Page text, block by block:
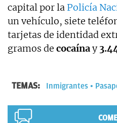
capital por la Policía
un vehículo, siete
tarjetas de identidad
gramos de cocaínay
TEMAS: Inmigrantes